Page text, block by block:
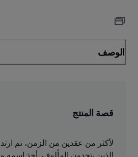
الوصف
قصة المنتج